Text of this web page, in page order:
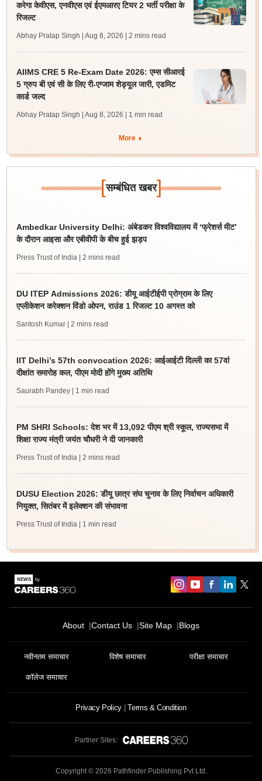
करेगा केवीएस, एनवीएस एवं ईएमआरए टियर 2 भर्ती परीक्षा के
रिजल्ट
Abhay Pratap Singh | Aug 8, 2026 | 2 mins read
AIIMS CRE 5 Re-Exam Date 2026: एम्स सीआरई
5 ग्रुप बी एवं सी के लिए री-एग्जाम शेड्यूल जारी, एडमिट
कार्ड जल्द
Abhay Pratap Singh | Aug 8, 2026 | 1 min read
More
[सम्बंधित खबर]
Ambedkar University Delhi: अंबेडकर विश्वविद्यालय में ‘फ्रेशर्स मीट’
के दौरान आइसा और एबीवीपी के बीच हुई झड़प
Press Trust of India | 2 mins read
DU ITEP Admissions 2026: डीयू आईटीईपी प्रोग्राम के लिए
एप्लीकेशन करेक्शन विंडो ओपन, राउंड 1 रिजल्ट 10 अगस्त को
Santosh Kumar | 2 mins read
IIT Delhi’s 57th convocation 2026: आईआईटी दिल्ली का 57वां
दीक्षांत समारोह कल, पीएम मोदी होंगे मुख्य अतिथि
Saurabh Pandey | 1 min read
PM SHRI Schools: देश भर में 13,092 पीएम श्री स्कूल, राज्यसभा में
शिक्षा राज्य मंत्री जयंत चौधरी ने दी जानकारी
Press Trust of India | 2 mins read
DUSU Election 2026: डीयू छात्र संघ चुनाव के लिए निर्वाचन अधिकारी
नियुक्त, सितंबर में इलेक्शन की संभावना
Press Trust of India | 1 min read
About Contact Us Site Map Blogs
नवीनतम समाचार विशेष समाचार परीक्षा समाचार
कॉलेज समाचार
Privacy Policy Terms & Condition
Partner Sites:
Copyright © 2026 Pathfinder Publishing Pvt Ltd.